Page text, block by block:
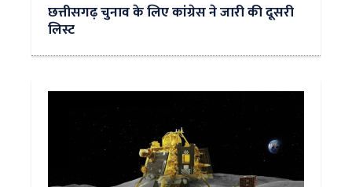
छत्तीसगढ़ चुनाव के लिए कांग्रेस ने जारी की दूसरी
लिस्ट